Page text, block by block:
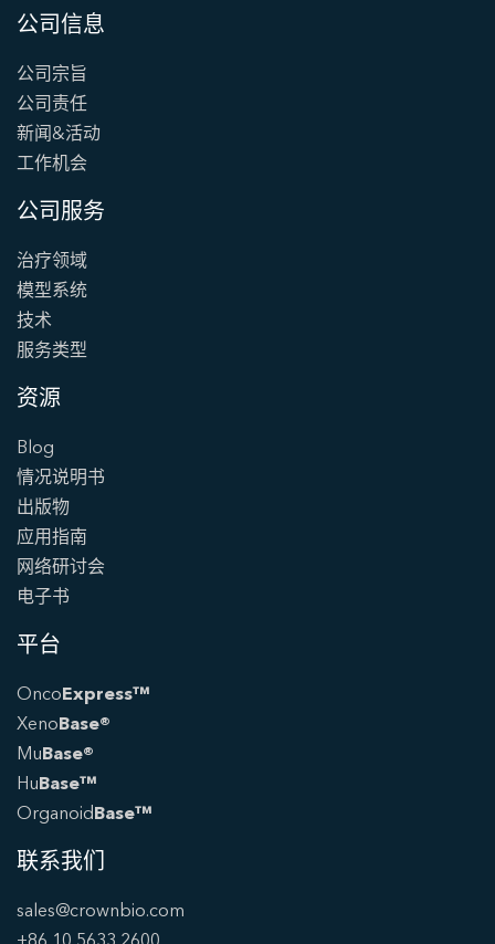
公司信息
公司宗旨
公司责任
新闻&活动
工作机会
公司服务
治疗领域
模型系统
技术
服务类型
资源
Blog
情况说明书
出版物
应用指南
网络研讨会
电子书
平台
OncoExpress™
XenoBase®
MuBase®
HuBase™
OrganoidBase™
联系我们
sales@crownbio.com